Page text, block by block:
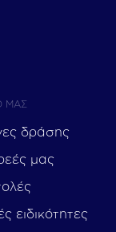
ΜΑΣ
δράσης
μας
ειδικότητες